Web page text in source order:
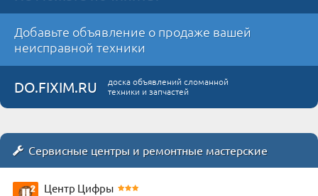
Добавьте объявление о продаже вашей
неисправной техники
DO.FIXIM.RU
доска объявлений сломанной
техники и запчастей
Сервисные центры и ремонтные мастерские
Центр Цифры